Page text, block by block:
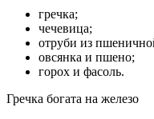
гречка;
чечевица;
отруби из
овсянка и пшено;
горох и фасоль.
Гречка богата на железо